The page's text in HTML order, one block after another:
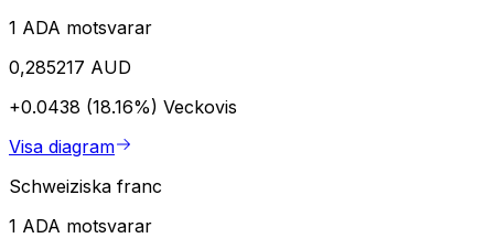
1 ADA motsvarar
0,285217 AUD
+0.0438 (18.16%) Veckovis
Visa diagram
Schweiziska franc
1 ADA motsvarar